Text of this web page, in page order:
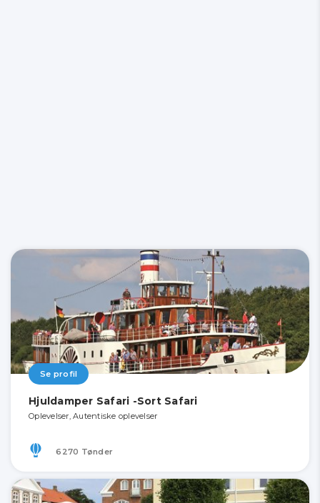
Se profil
Hjuldamper Safari -Sort Safari
Oplevelser, Autentiske oplevelser
6270 Tønder